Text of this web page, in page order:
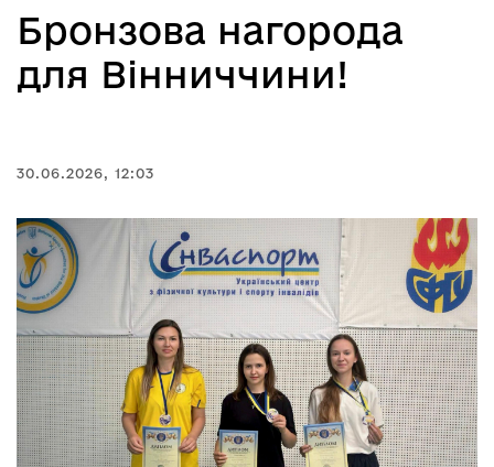
Бронзова нагорода
для Вінниччини!
30.06.2026, 12:03